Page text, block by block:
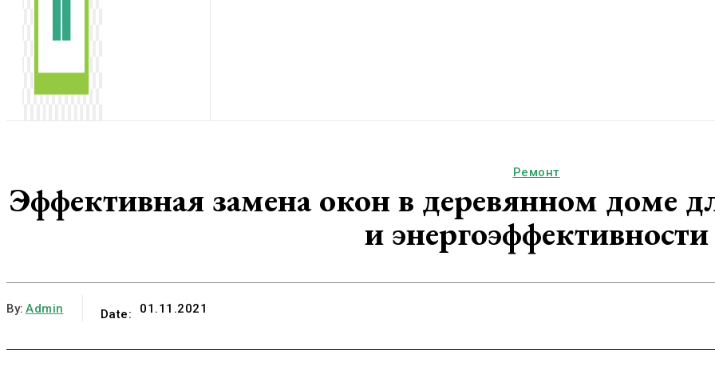
Ремонт
Эффективная замена окон в деревянном доме
и энергоэффективности
By: Admin Date: 01.11.2021